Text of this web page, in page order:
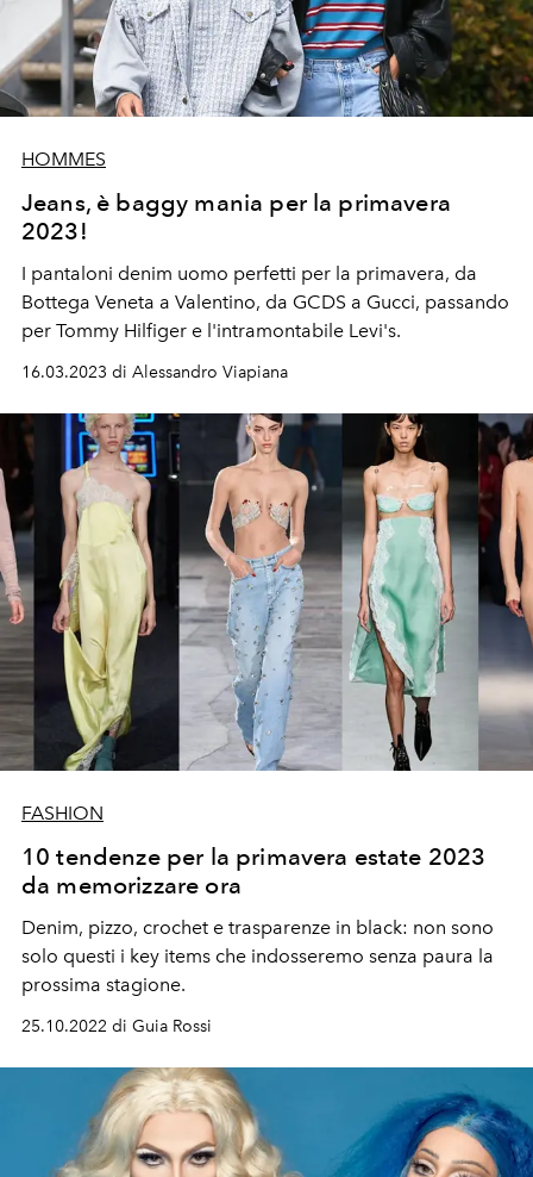
HOMMES
Jeans, è baggy mania per la primavera
2023!
I pantaloni denim uomo perfetti per la primavera, da
Bottega Veneta a Valentino, da GCDS a Gucci, passando
per Tommy Hilfiger e l'intramontabile Levi's.
16.03.2023 di Alessandro Viapiana
FASHION
10 tendenze per la primavera estate 2023
da memorizzare ora
Denim, pizzo, crochet e trasparenze in black: non sono
solo questi i key items che indosseremo senza paura la
prossima stagione.
25.10.2022 di Guia Rossi